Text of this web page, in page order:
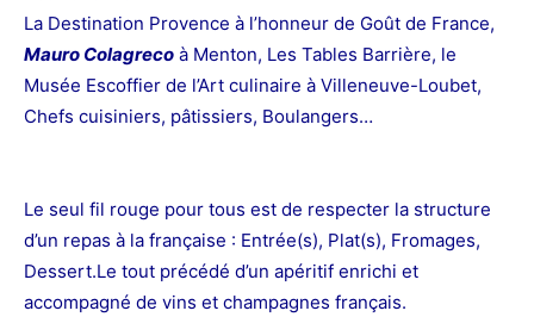
La Destination Provence à l’honneur de Goût de France,
Mauro Colagreco à Menton, Les Tables Barrière, le
Musée Escoffier de l’Art culinaire à Villeneuve-Loubet,
Chefs cuisiniers, pâtissiers, Boulangers…
Le seul fil rouge pour tous est de respecter la structure
d’un repas à la française : Entrée(s), Plat(s), Fromages,
Dessert.Le tout précédé d’un apéritif enrichi et
accompagné de vins et champagnes français.